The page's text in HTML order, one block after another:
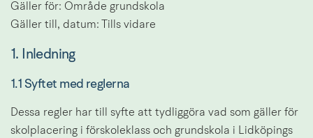
Gäller för: Område grundskola
Gäller till, datum: Tills vidare
1. Inledning
1.1 Syftet med reglerna
Dessa regler har till syfte att tydliggöra vad som gäller för
skolplacering i förskoleklass och grundskola i Lidköpings